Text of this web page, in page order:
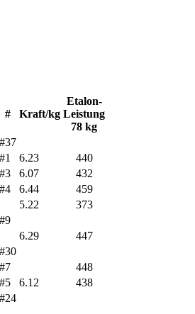
# Kraft/kg
Etalon-
Leistung
78 kg
#37
#1 6.23
440
#3 6.07
432
#4 6.44
459
5.22
373
#9
6.29
447
#30
#7
448
#5 6.12
438
#24